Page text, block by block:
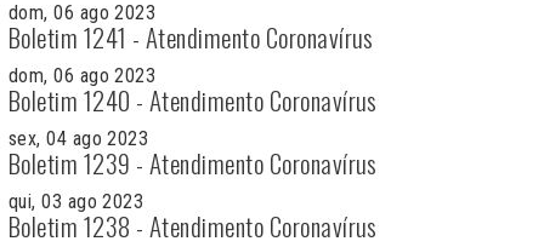
dom, 06 ago 2023
Boletim 1241 - Atendimento Coronavírus
dom, 06 ago 2023
Boletim 1240 - Atendimento Coronavírus
sex, 04 ago 2023
Boletim 1239 - Atendimento Coronavírus
qui, 03 ago 2023
Boletim 1238 - Atendimento Coronavírus